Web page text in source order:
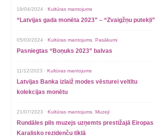
19/04/2024 · Kultūras mantojums
“Latvijas gada monēta 2023” – “Zvaigžņu putekļi”
05/03/2024 · Kultūras mantojums Pasākumi
Pasniegtas “Boņuks 2023” balvas
11/12/2023 · Kultūras mantojums
Latvijas Banka izlaiž modes vēsturei veltītu
kolekcijas monētu
21/07/2023 · Kultūras mantojums Muzeji
Rundāles pils muzejs uzņemts prestižajā Eiropas
Karalisko rezidenču tīklā